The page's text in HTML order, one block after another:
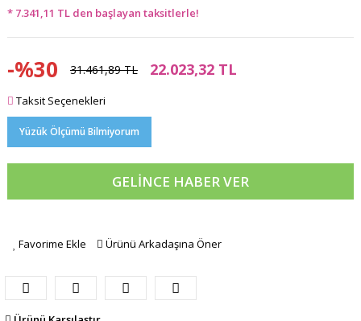
* 7.341,11 TL den başlayan taksitlerle!
-%30 31.461,89 TL 22.023,32 TL
Taksit Seçenekleri
Yüzük Ölçümü Bilmiyorum
GELİNCE HABER VER
Favorime Ekle Ürünü Arkadaşına Öner